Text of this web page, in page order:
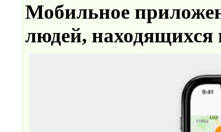
Мобильное
людей,